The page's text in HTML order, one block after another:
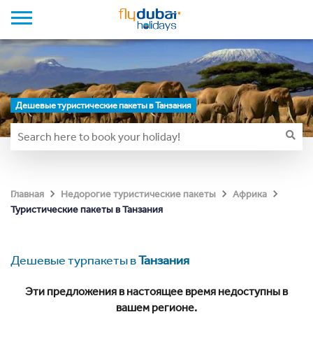
Дешевые туристические пакеты в Танзания
Главная Недорогие туристические пакеты
Африка
Туристические пакеты в Танзания
Дешевые турпакеты вТанзания
Эти предложения в настоящее время недоступны в
вашем регионе.